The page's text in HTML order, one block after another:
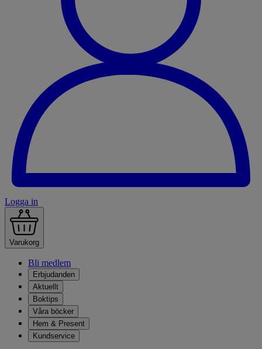
Logga in
Varukorg
Bli medlem
Erbjudanden
Aktuellt
Boktips
Våra böcker
Hem & Present
Kundservice